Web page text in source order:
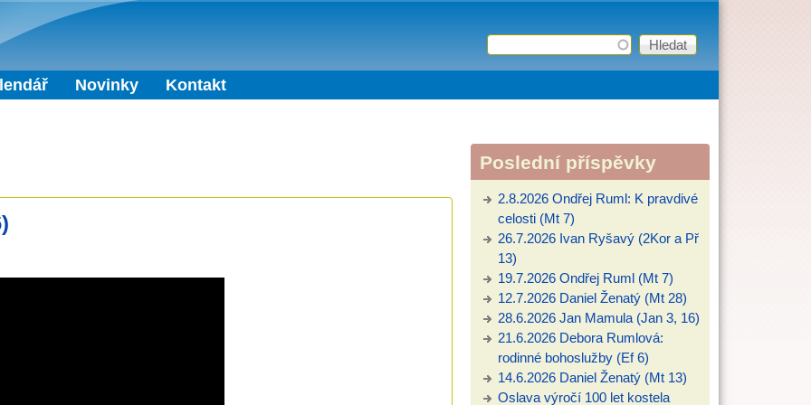
Vyhledávání
Hledat
Novinky Kontakt
Poslední příspěvky
2.8.2026 Ondřej Ruml: K pravdivé
celosti (Mt 7)
26.7.2026 Ivan Ryšavý (2Kor a Př
13)
19.7.2026 Ondřej Ruml (Mt 7)
12.7.2026 Daniel Ženatý (Mt 28)
28.6.2026 Jan Mamula (Jan 3, 16)
21.6.2026 Debora Rumlová:
rodinné bohoslužby (Ef 6)
14.6.2026 Daniel Ženatý (Mt 13)
Oslava výročí 100 let kostela